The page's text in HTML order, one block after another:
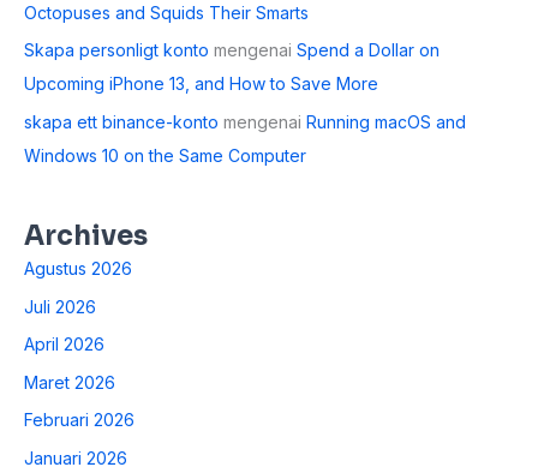
Octopuses and Squids Their Smarts
Skapa personligt konto mengenai Spend a Dollar on
Upcoming iPhone 13, and How to Save More
skapa ett binance-konto mengenai Running macOS and
Windows 10 on the Same Computer
Archives
Agustus 2026
Juli 2026
April 2026
Maret 2026
Februari 2026
Januari 2026